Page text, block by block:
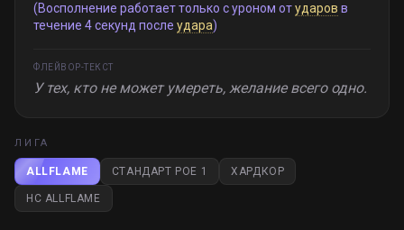
(Восполнение работает только с уроном отударов в
течение 4 секунд после удара)
ФЛЕЙВОР-ТЕКСТ
У тех, кто не может умереть, желание всего одно.
ЛИГА
ALLFLAME СТАНДАРТ POE 1 ХАРДКОР
HC ALLFLAME